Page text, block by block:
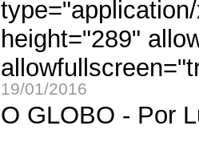
height="289"
19/01/2016
O GLOBO - Por